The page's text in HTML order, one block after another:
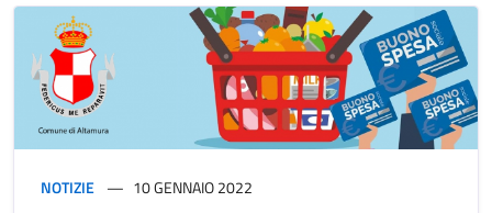
NOTIZIE 10 GENNAIO 2022